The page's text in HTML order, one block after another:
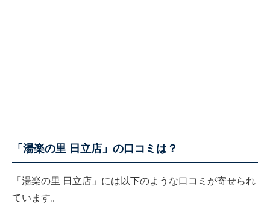
「湯楽の里 日立店」の口コミは？
「湯楽の里 日立店」には以下のような口コミが寄せられ
ています。